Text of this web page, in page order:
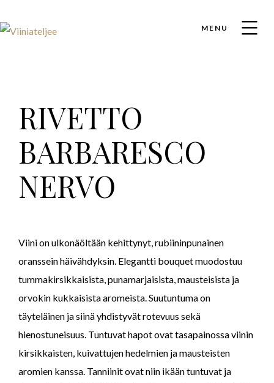
MENU
RIVETTO
BARBARESCO
NERVO
Viini on ulkonäöltään kehittynyt, rubiininpunainen
oranssein häivähdyksin. Elegantti bouquet muodostuu
tummakirsikkaisista, punamarjaisista, mausteisista ja
orvokin kukkaisista aromeista. Suutuntuma on
täyteläinen ja siinä yhdistyvät rotevuus sekä
hienostuneisuus. Tuntuvat hapot ovat tasapainossa viinin
kirsikkaisten, kuivattujen hedelmien ja mausteisten
aromien kanssa. Tanniinit ovat niin ikään tuntuvat ja